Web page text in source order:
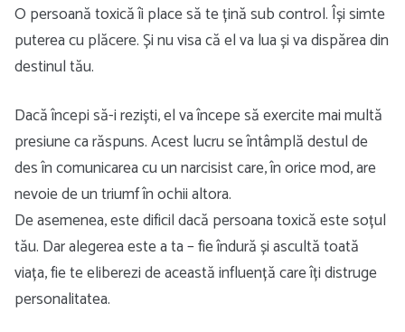
O persoană toxică îi place să te țină sub control. Își simte
puterea cu plăcere. Și nu visa că el va lua și va dispărea din
destinul tău.
Dacă începi să-i reziști, el va începe să exercite mai multă
presiune ca răspuns. Acest lucru se întâmplă destul de
des în comunicarea cu un narcisist care, în orice mod, are
nevoie de un triumf în ochii altora.
De asemenea, este dificil dacă persoana toxică este soțul
tău. Dar alegerea este a ta – fie îndură și ascultă toată
viața, fie te eliberezi de această influență care îți distruge
personalitatea.